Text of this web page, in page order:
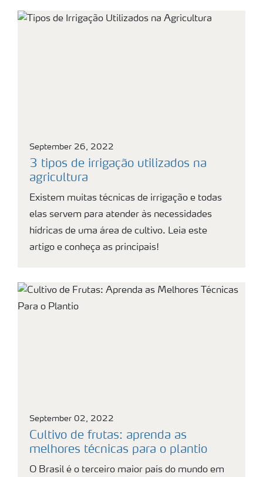
September 26, 2022
3 tipos de irrigação utilizados na
agricultura
Existem muitas técnicas de irrigação e todas
elas servem para atender às necessidades
hídricas de uma área de cultivo. Leia este
artigo e conheça as principais!
September 02, 2022
Cultivo de frutas: aprenda as
melhores técnicas para o plantio
O Brasil é o terceiro maior país do mundo em